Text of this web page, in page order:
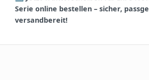
Serie online bestellen – sicher,
versandbereit!